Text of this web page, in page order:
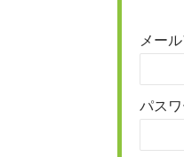
メー
パスワ